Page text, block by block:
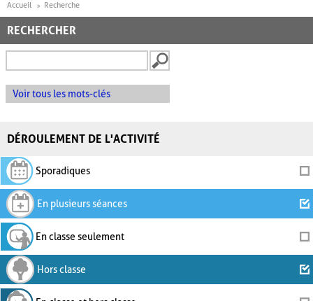
Accueil Recherche
RECHERCHER
Voir tous les mots-clés
DÉROULEMENT DE L'ACTIVITÉ
Sporadiques
En plusieurs séances
En classe seulement
Hors classe